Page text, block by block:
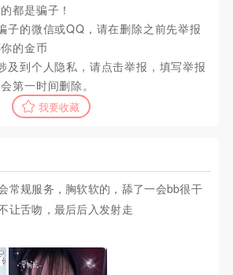
都是骗子！
子的微信或QQ，请在删除之前先举报
的金币
及到个人隐私，请点击举报，填写举报
第一时间删除。
我要收藏
常规服务，胸软软的，舔了一会bb很干
让舌吻，最后后入发射走